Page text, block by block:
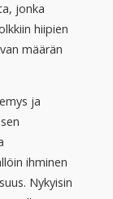
jonka
hiipien
määrän
ja
ihminen
Nykyisin